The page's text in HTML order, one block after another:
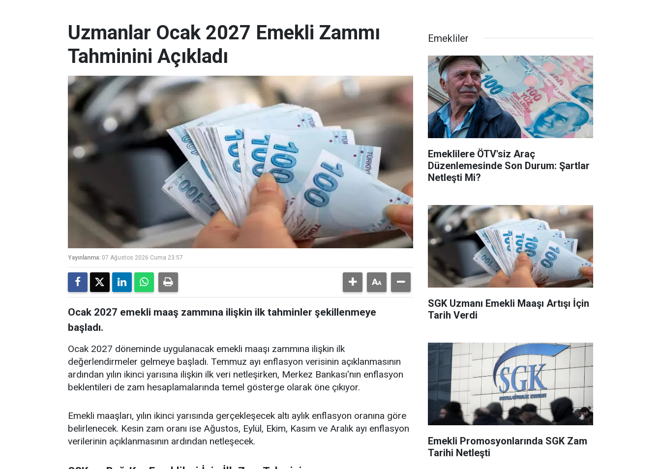
Uzmanlar Ocak 2027 Emekli Zammı
Tahminini Açıkladı
Yayınlanma: 07 Ağustos 2026 Cuma 23:57
Ocak 2027 emekli maaş zammına ilişkin ilk tahminler şekillenmeye
başladı.
Ocak 2027 döneminde uygulanacak emekli maaşı zammına ilişkin ilk
değerlendirmeler gelmeye başladı. Temmuz ayı enflasyon verisinin açıklanmasının
ardından yılın ikinci yarısına ilişkin ilk veri netleşirken, Merkez Bankası'nın enflasyon
beklentileri de zam hesaplamalarında temel gösterge olarak öne çıkıyor.
Emekli maaşları, yılın ikinci yarısında gerçekleşecek altı aylık enflasyon oranına göre
belirlenecek. Kesin zam oranı ise Ağustos, Eylül, Ekim, Kasım ve Aralık ayı enflasyon
verilerinin açıklanmasının ardından netleşecek.
Emekliler
Emeklilere ÖTV'siz Araç
Düzenlemesinde Son Durum: Şartlar
Netleşti Mi?
SGK Uzmanı Emekli Maaşı Artışı İçin
Tarih Verdi
Emekli Promosyonlarında SGK Zam
Tarihi Netleşti